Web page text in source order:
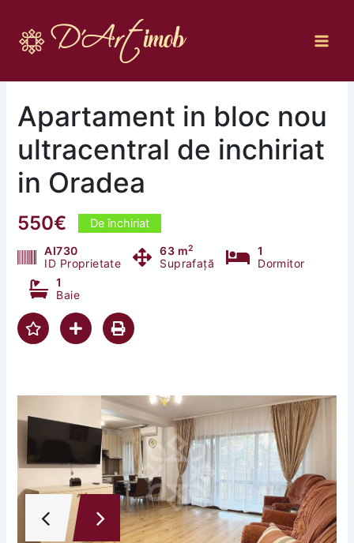
content
Apartament in bloc nou
ultracentral de inchiriat
in Oradea
550€ De închiriat
AI730
ID Proprietate
63 m2
Suprafață
1
Dormitor
1
Baie